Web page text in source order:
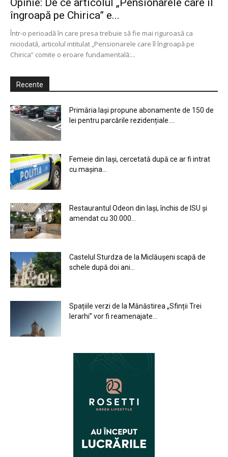
Opinie: De ce articolul „Pensionarele care îl
îngroapă pe Chirica” e...
Într-o perioadă în care presa trebuie să fie mai riguroasă ca
niciodată, articolul intitulat „Pensionarele care îl îngroapă pe
Chirica” comite o eroare fundamentală:...
Recente
Primăria Iași propune abonamente de 150 de
lei pentru parcările rezidențiale....
Femeie din Iași, cercetată după ce ar fi intrat
cu mașina...
Restaurantul Odeon din Iași, închis de ISU și
amendat cu 30.000...
Castelul Sturdza de la Miclăușeni scapă de
schele după doi ani...
Spațiile verzi de la Mănăstirea „Sfinții Trei
Ierarhi” vor fi reamenajate...